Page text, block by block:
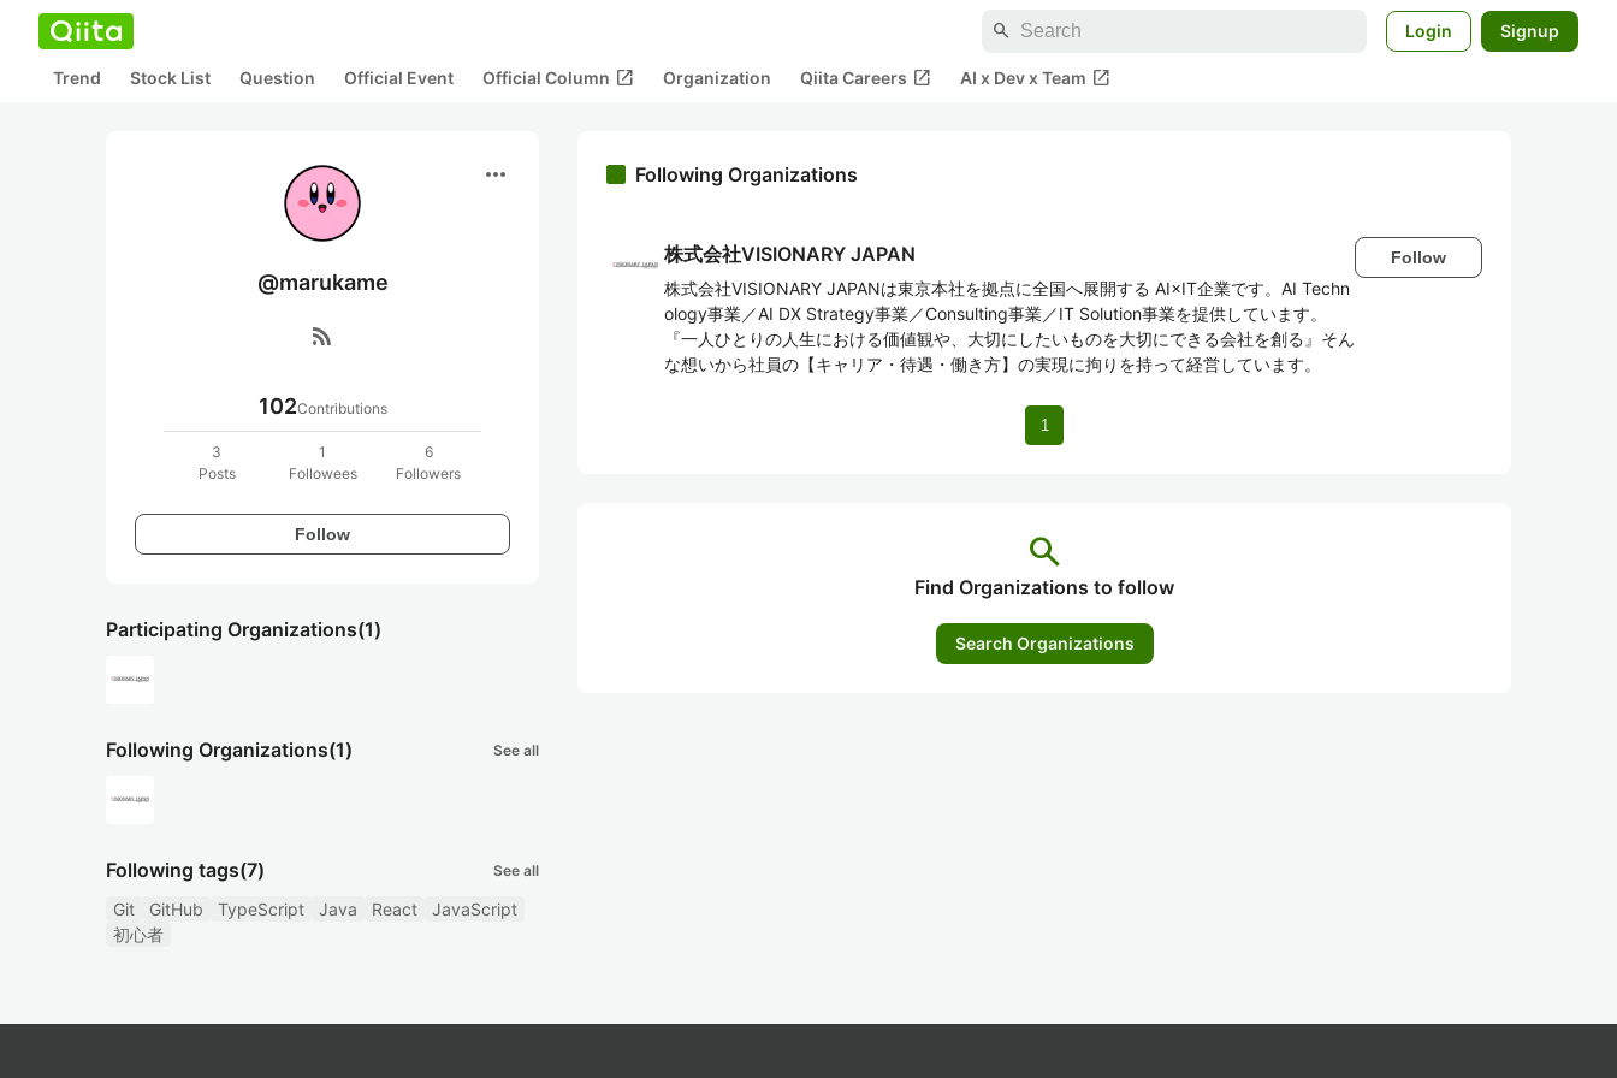
search Login Signup
Trend Stock List Question Official Event Official Column open_in_new Organization Qiita Careers open_in_new AI x Dev x Team open_in_new
more_horiz
@marukame
rss_feed
102Contributions
3
Posts
1
Followees
6
Followers
Follow
Participating Organizations(1)
Following Organizations(1) See all
Following tags(7) See all
Git GitHub TypeScript Java React
JavaScript
初心者
Following Organizations
株式会社VISIONARY JAPAN
株式会社VISIONARY JAPANは東京本社を拠点に全国へ展開する AI×IT企業です。AI Techn
ology事業／AI DX Strategy事業／Consulting事業／IT Solution事業を提供しています。
『一人ひとりの人生における価値観や、大切にしたいものを大切にできる会社を創る』そん
な想いから社員の【キャリア・待遇・働き方】の実現に拘りを持って経営しています。
Follow
1
search
Find Organizations to follow
Search Organizations